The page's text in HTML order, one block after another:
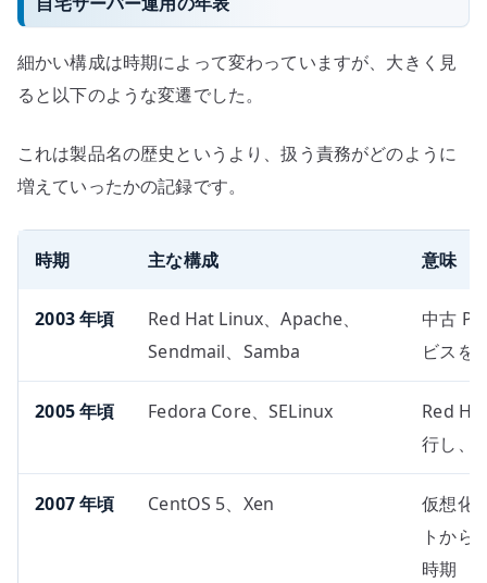
細かい構成は時期によって変わっていますが、大きく見
ると以下のような変遷でした。
これは製品名の歴史というより、扱う責務がどのように
増えていったかの記録です。
時期 主な構成 意味
2003 年頃
Red Hat Linux、Apache、
Sendmail、Samba
中古
ビスを
2005 年頃 Fedora Core、SELinux
Red
行し、
2007 年頃 CentOS 5、Xen
仮想化
トから
時期